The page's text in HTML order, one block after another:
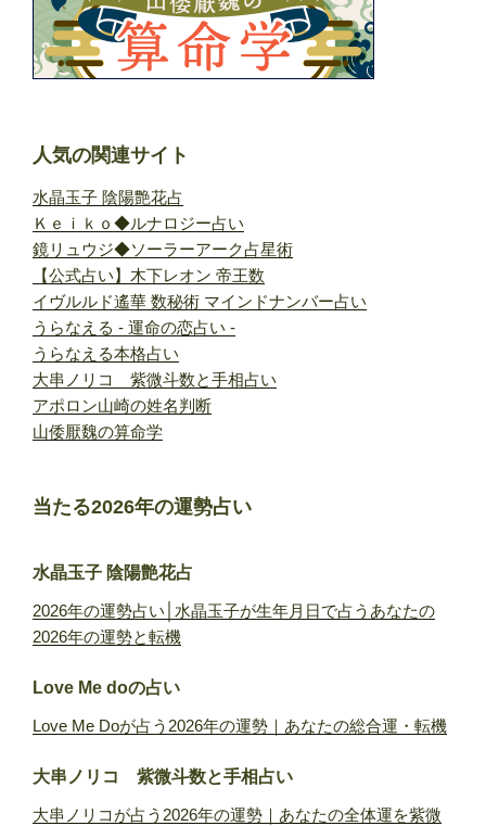
人気の関連サイト
水晶玉子 陰陽艶花占
Ｋｅｉｋｏ◆ルナロジー占い
鏡リュウジ◆ソーラーアーク占星術
【公式占い】木下レオン 帝王数
イヴルルド遙華 数秘術 マインドナンバー占い
うらなえる - 運命の恋占い -
うらなえる本格占い
大串ノリコ 紫微斗数と手相占い
アポロン山崎の姓名判断
山倭厭魏の算命学
当たる2026年の運勢占い
水晶玉子 陰陽艶花占
2026年の運勢占い│水晶玉子が生年月日で占うあなたの
2026年の運勢と転機
Love Me doの占い
Love Me Doが占う2026年の運勢｜あなたの総合運・転機
大串ノリコ 紫微斗数と手相占い
大串ノリコが占う2026年の運勢｜あなたの全体運を紫微